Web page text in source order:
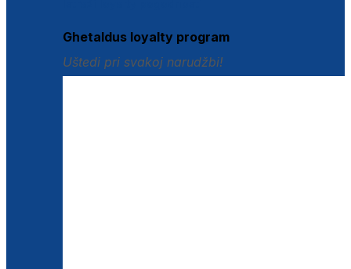
Ghetaldus loyalty program
Uštedi pri svakoj narudžbi!